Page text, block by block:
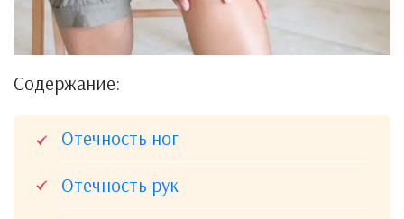
Содержание:
Отечность ног
Отечность рук